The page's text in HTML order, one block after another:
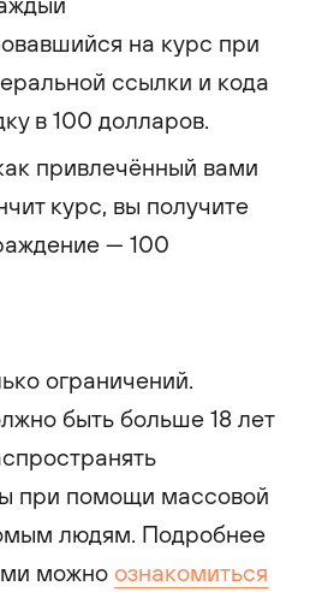
на курс при
ссылки и кода
в 100 долларов.
привлечённый вами
курс, вы получите
— 100
ограничений.
быть больше 18 лет
при помощи массовой
людям. Подробнее
можно ознакомиться